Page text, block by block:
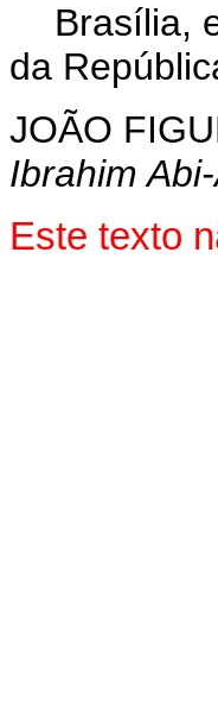
Brasília,
da
JOÃO
Ibrahim
Este texto